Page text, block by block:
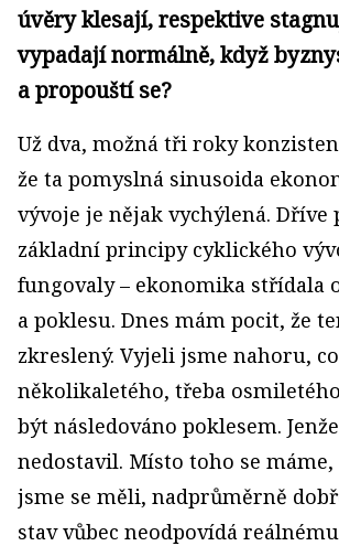
úvěry klesají, respektive
vypadají normálně, když
a propouští se?
Už dva, možná tři roky
že ta pomyslná sinusoida
vývoje je nějak vychýlená. Dříve
základní principy cyklického
fungovaly – ekonomika střídala
a poklesu. Dnes mám pocit, že
zkreslený. Vyjeli jsme nahoru,
několikaletého, třeba
být následováno poklesem.
nedostavil. Místo toho se
jsme se měli, nadprůměrně
stav vůbec neodpovídá